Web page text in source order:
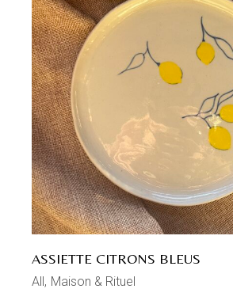
ASSIETTE CITRONS BLEUS
All
Maison & Rituel